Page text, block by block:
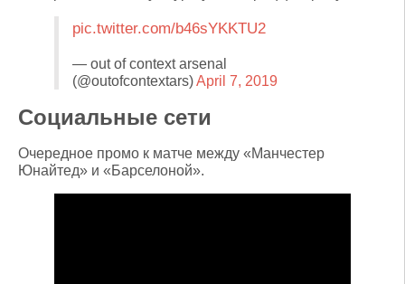
pic.twitter.com/b46sYKKTU2
— out of context arsenal
(@outofcontextars)April 7, 2019
Социальные сети
Очередное промо к матче между «Манчестер
Юнайтед» и «Барселоной».